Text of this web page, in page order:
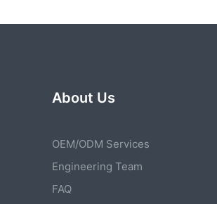
About Us
OEM/ODM Services
Engineering Team
FAQ